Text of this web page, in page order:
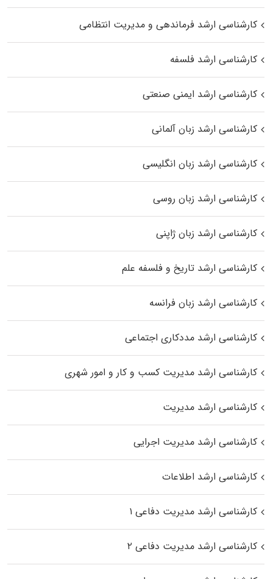
کارشناسی ارشد فرماندهی و مدیریت انتظامی
کارشناسی ارشد فلسفه
کارشناسی ارشد ایمنی صنعتی
کارشناسی ارشد زبان آلمانی
کارشناسی ارشد زبان انگلیسی
کارشناسی ارشد زبان روسی
کارشناسی ارشد زبان ژاپنی
کارشناسی ارشد تاریخ و فلسفه علم
کارشناسی ارشد زبان فرانسه
کارشناسی ارشد مددکاری اجتماعی
کارشناسی ارشد مدیریت کسب و کار و امور شهری
کارشناسی ارشد مدیریت
کارشناسی ارشد مدیریت اجرایی
کارشناسی ارشد اطلاعات
کارشناسی ارشد مدیریت دفاعی ۱
کارشناسی ارشد مدیریت دفاعی ۲